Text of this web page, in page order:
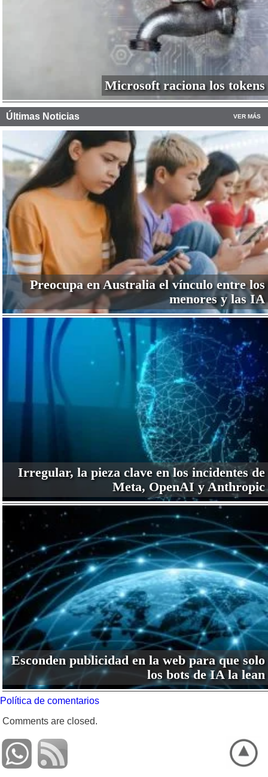
Microsoft raciona los tokens
Últimas Noticias VER MÁS
Preocupa en Australia el vínculo entre los
menores y las IA
Irregular, la pieza clave en los incidentes de
Meta, OpenAI y Anthropic
Esconden publicidad en la web para que solo
los bots de IA la lean
Política de comentarios
Comments are closed.